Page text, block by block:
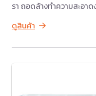
รา ถอดล้างทำความสะอาด
ดูสินค้า